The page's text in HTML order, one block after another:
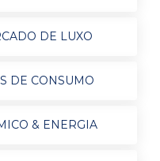
DE LUXO
DE CONSUMO
& ENERGIA